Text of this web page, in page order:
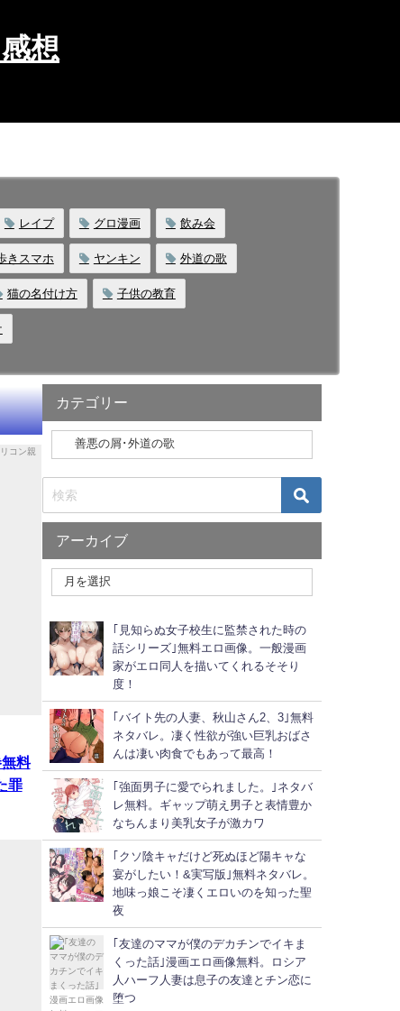
想
レイプ グロ漫画 飲み会
きスマホ ヤンキン 外道の歌
猫の名付け方 子供の教育
料
罪
カテゴリー
アーカイブ
｢見知らぬ女子校生に監禁された時の
話シリーズ｣無料エロ画像。一般漫画
家がエロ同人を描いてくれるそそり
度！
｢バイト先の人妻、秋山さん2、3｣無料
ネタバレ。凄く性欲が強い巨乳おばさ
んは凄い肉食でもあって最高！
｢強面男子に愛でられました。｣ネタバ
レ無料。ギャップ萌え男子と表情豊か
なちんまり美乳女子が激カワ
｢クソ陰キャだけど死ぬほど陽キャな
宴がしたい！&実写版｣無料ネタバレ。
地味っ娘こそ凄くエロいのを知った聖
夜
｢友達のママが僕のデカチンでイキま
くった話｣漫画エロ画像無料。ロシア
人ハーフ人妻は息子の友達とチン恋に
堕つ